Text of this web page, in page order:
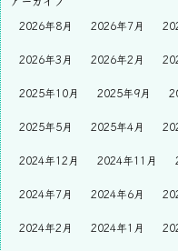
2026年8月
2026年7月
2026年3月 2026年2月
2025年10月 2025年9月
2025年5月 2025年4月
2024年12月 2024年11月
2024年7月 2024年6月
2024年2月 2024年1月